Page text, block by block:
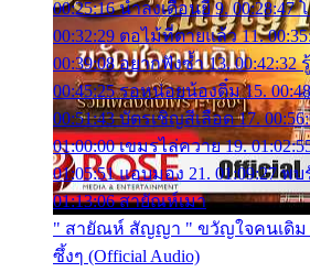
00:25:16 น้ำลงเดือนยี่ 9. 00:28:47
00:32:29 ตอไม้ที่ตายแล้ว 11.
00:39:08 อยากฟังซ้ำ 13. 00:42:32
00:45:25 รอหน่อยน้องติ๋ม 15.
00:51:43 บัตรเชิญสีเลือด 17.
01:00:00 เขมรไล่ควาย 19.
01:05:51 แอบมอง 21. 01:09:27 พ
01:13:06 สายัณห์เมา
" สายัณห์ สัญญา " ขวัญใจคนเดิม -
ซึ้งๆ (Official Audio)